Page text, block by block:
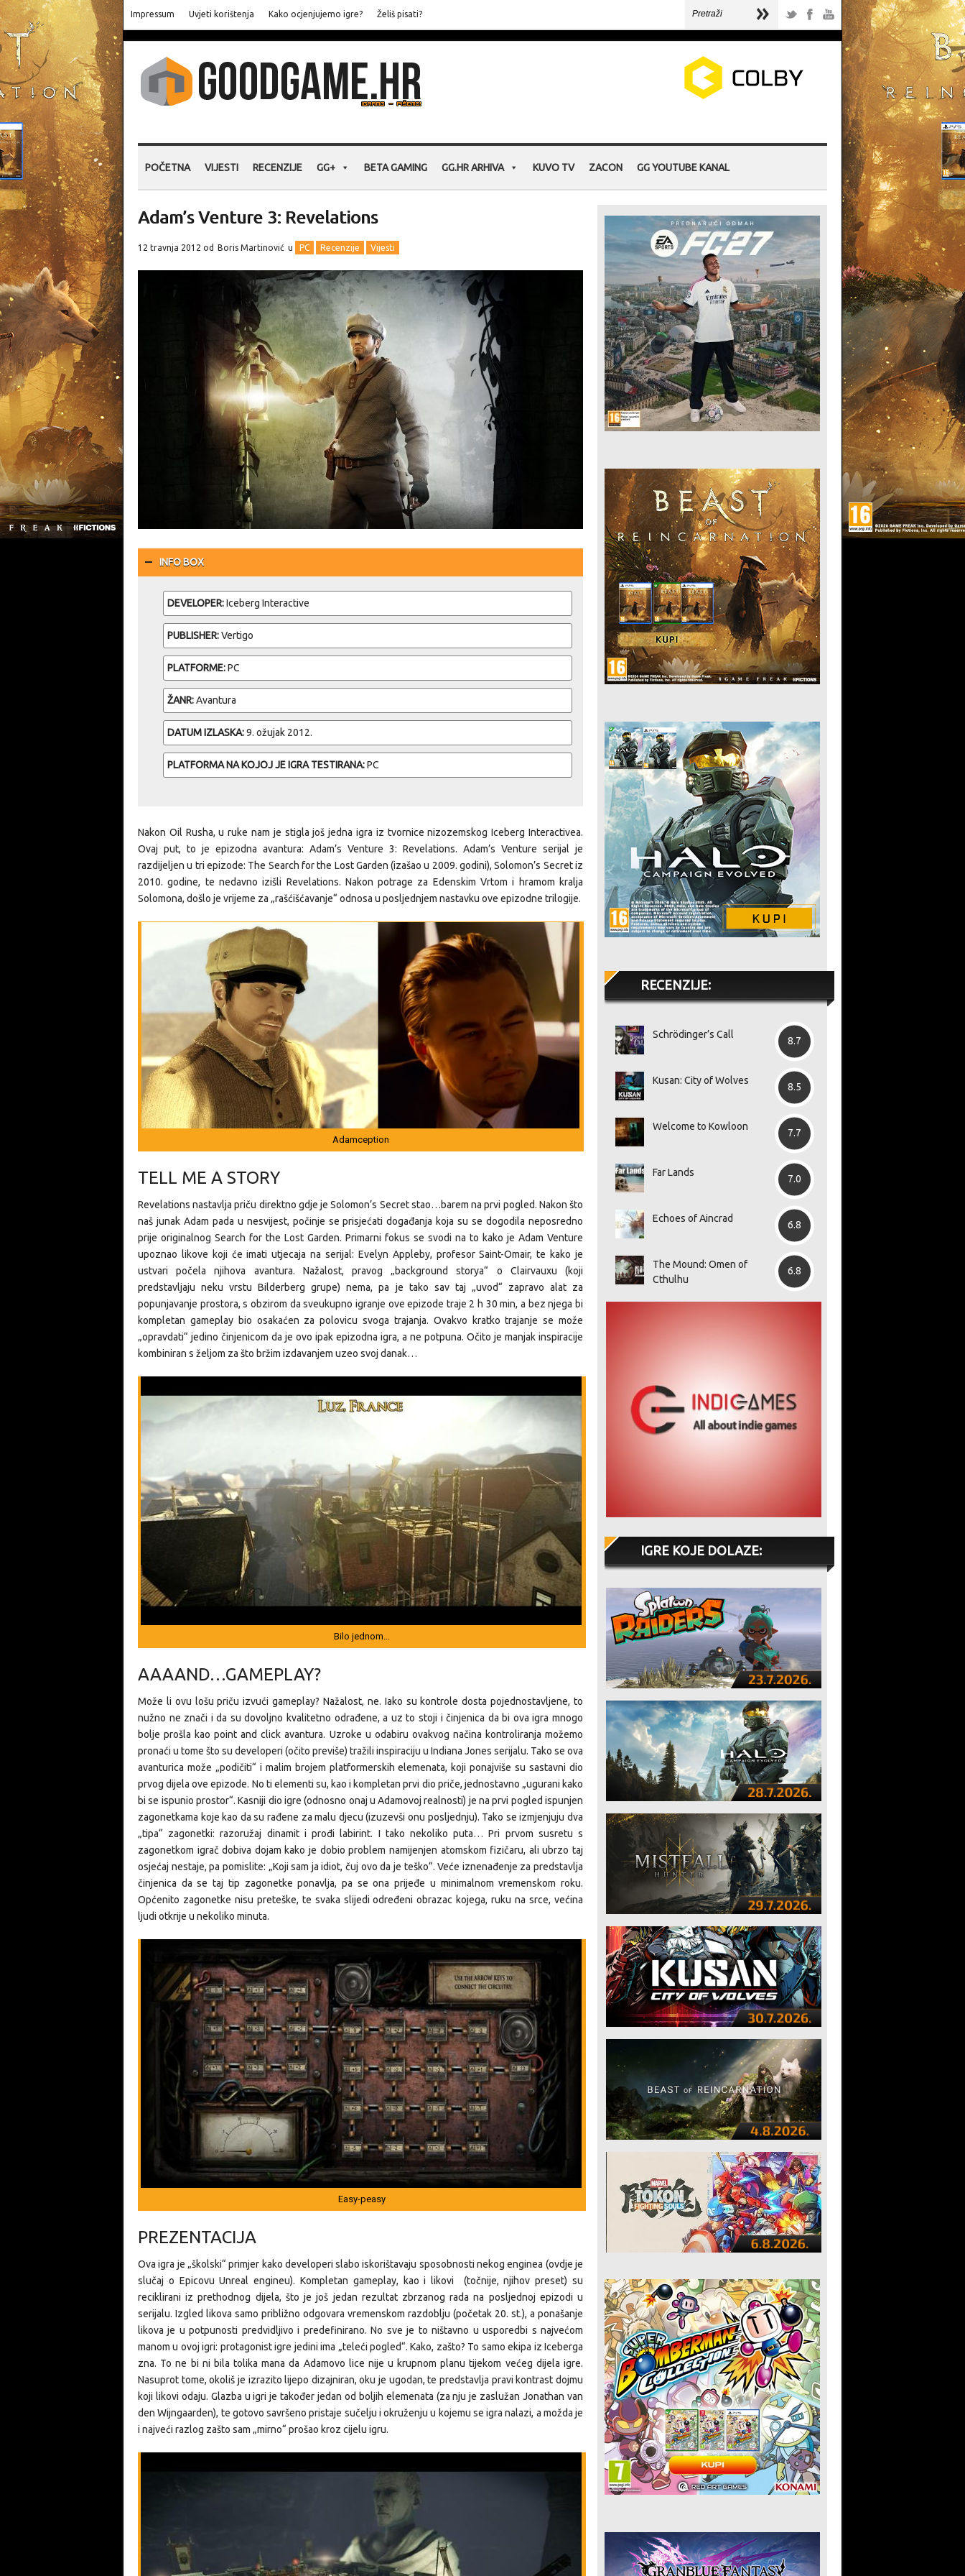
Impressum Uvjeti korištenja Kako ocjenjujemo igre? Želiš pisati?
POČETNA VIJESTI RECENZIJE GG+ BETA GAMING GG.HR ARHIVA KUVO TV ZACON GG YOUTUBE KANAL
Adam’s Venture 3: Revelations
12 travnja 2012 od Boris Martinović u PC Recenzije Vijesti
INFO BOX
DEVELOPER:Iceberg Interactive
PUBLISHER:Vertigo
PLATFORME:PC
ŽANR:Avantura
DATUM IZLASKA:9. ožujak 2012.
PLATFORMA NA KOJOJ JE IGRA TESTIRANA:PC
Nakon Oil Rusha, u ruke nam je stigla još jedna igra iz tvornice nizozemskog Iceberg Interactivea.
Ovaj put, to je epizodna avantura: Adam’s Venture 3: Revelations. Adam’s Venture serijal je
razdijeljen u tri epizode: The Search for the Lost Garden (izašao u 2009. godini), Solomon’s Secret iz
2010. godine, te nedavno izišli Revelations. Nakon potrage za Edenskim Vrtom i hramom kralja
Solomona, došlo je vrijeme za „rašćišćavanje“ odnosa u posljednjem nastavku ove epizodne trilogije.
Adamception
TELL ME A STORY
Revelations nastavlja priču direktno gdje je Solomon’s Secret stao…barem na prvi pogled. Nakon što
naš junak Adam pada u nesvijest, počinje se prisjećati događanja koja su se dogodila neposredno
prije originalnog Search for the Lost Garden. Primarni fokus se svodi na to kako je Adam Venture
upoznao likove koji će imati utjecaja na serijal: Evelyn Appleby, profesor Saint-Omair, te kako je
ustvari počela njihova avantura. Nažalost, pravog „background storya“ o Clairvauxu (koji
predstavljaju neku vrstu Bilderberg grupe) nema, pa je tako sav taj „uvod“ zapravo alat za
popunjavanje prostora, s obzirom da sveukupno igranje ove epizode traje 2 h 30 min, a bez njega bi
kompletan gameplay bio osakaćen za polovicu svoga trajanja. Ovakvo kratko trajanje se može
„opravdati“ jedino činjenicom da je ovo ipak epizodna igra, a ne potpuna. Očito je manjak inspiracije
kombiniran s željom za što bržim izdavanjem uzeo svoj danak…
Bilo jednom…
AAAAND…GAMEPLAY?
Može li ovu lošu priču izvući gameplay? Nažalost, ne. Iako su kontrole dosta pojednostavljene, to
nužno ne znači i da su dovoljno kvalitetno odrađene, a uz to stoji i činjenica da bi ova igra mnogo
bolje prošla kao point and click avantura. Uzroke u odabiru ovakvog načina kontroliranja možemo
pronaći u tome što su developeri (očito previše) tražili inspiraciju u Indiana Jones serijalu. Tako se ova
avanturica može „podičiti“ i malim brojem platformerskih elemenata, koji ponajviše su sastavni dio
prvog dijela ove epizode. No ti elementi su, kao i kompletan prvi dio priče, jednostavno „ugurani kako
bi se ispunio prostor“. Kasniji dio igre (odnosno onaj u Adamovoj realnosti) je na prvi pogled ispunjen
zagonetkama koje kao da su rađene za malu djecu (izuzevši onu posljednju). Tako se izmjenjuju dva
„tipa“ zagonetki: razoružaj dinamit i prođi labirint. I tako nekoliko puta… Pri prvom susretu s
zagonetkom igrač dobiva dojam kako je dobio problem namijenjen atomskom fizičaru, ali ubrzo taj
osjećaj nestaje, pa pomislite: „Koji sam ja idiot, čuj ovo da je teško“. Veće iznenađenje za predstavlja
činjenica da se taj tip zagonetke ponavlja, pa se ona prijeđe u minimalnom vremenskom roku.
Općenito zagonetke nisu preteške, te svaka slijedi određeni obrazac kojega, ruku na srce, većina
ljudi otkrije u nekoliko minuta.
Easy-peasy
PREZENTACIJA
Ova igra je „školski“ primjer kako developeri slabo iskorištavaju sposobnosti nekog enginea (ovdje je
slučaj o Epicovu Unreal engineu). Kompletan gameplay, kao i likovi (točnije, njihov preset) su
reciklirani iz prethodnog dijela, što je još jedan rezultat zbrzanog rada na posljednoj epizodi u
serijalu. Izgled likova samo približno odgovara vremenskom razdoblju (početak 20. st.), a ponašanje
likova je u potpunosti predvidljivo i predefinirano. No sve je to ništavno u usporedbi s najvećom
manom u ovoj igri: protagonist igre jedini ima „teleći pogled“. Kako, zašto? To samo ekipa iz Iceberga
zna. To ne bi ni bila tolika mana da Adamovo lice nije u krupnom planu tijekom većeg dijela igre.
Nasuprot tome, okoliš je izrazito lijepo dizajniran, oku je ugodan, te predstavlja pravi kontrast dojmu
koji likovi odaju. Glazba u igri je također jedan od boljih elemenata (za nju je zaslužan Jonathan van
den Wijngaarden), te gotovo savršeno pristaje sučelju i okruženju u kojemu se igra nalazi, a možda je
i najveći razlog zašto sam „mirno“ prošao kroz cijelu igru.
RECENZIJE:
Schrödinger’s Call
8.7
Kusan: City of Wolves
8.5
Welcome to Kowloon
7.7
Far Lands
7.0
Echoes of Aincrad
6.8
The Mound: Omen of
Cthulhu
6.8
IGRE KOJE DOLAZE: